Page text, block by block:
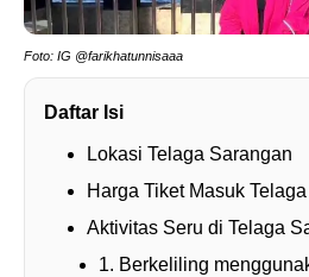
Foto: IG @farikhatunnisaaa
Daftar Isi
Lokasi Telaga Sarangan
Harga Tiket Masuk
Aktivitas Seru di Telaga
1. Berkeliling